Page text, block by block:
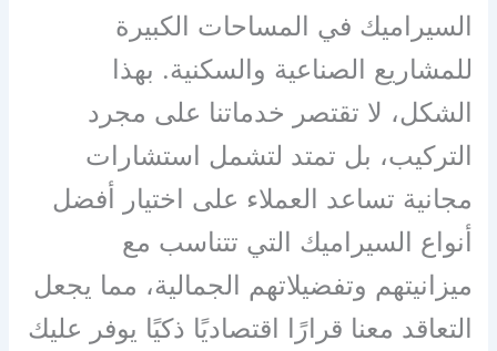
السيراميك في المساحات الكبيرة
للمشاريع الصناعية والسكنية. بهذا
الشكل، لا تقتصر خدماتنا على مجرد
التركيب، بل تمتد لتشمل استشارات
مجانية تساعد العملاء على اختيار أفضل
أنواع السيراميك التي تتناسب مع
ميزانيتهم وتفضيلاتهم الجمالية، مما يجعل
التعاقد معنا قرارًا اقتصاديًا ذكيًا يوفر عليك